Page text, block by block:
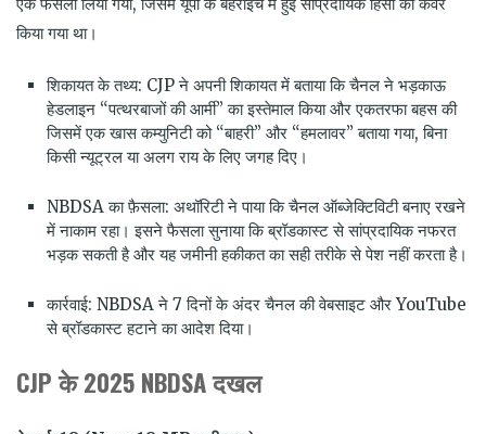
किया गया था।
शिकायत के तथ्य: CJP ने अपनी शिकायत में बताया कि चैनल ने भड़काऊ
हेडलाइन “पत्थरबाजों की आर्मी” का इस्तेमाल किया और एकतरफा बहस की
जिसमें एक खास कम्युनिटी को “बाहरी” और “हमलावर” बताया गया, बिना
किसी न्यूट्रल या अलग राय के लिए जगह दिए।
NBDSA का फ़ैसला: अथॉरिटी ने पाया कि चैनल ऑब्जेक्टिविटी बनाए रखने
में नाकाम रहा। इसने फैसला सुनाया कि ब्रॉडकास्ट से सांप्रदायिक नफरत
भड़क सकती है और यह जमीनी हकीकत का सही तरीके से पेश नहीं करता है।
कार्रवाई: NBDSA ने 7 दिनों के अंदर चैनल की वेबसाइट और YouTube
से ब्रॉडकास्ट हटाने का आदेश दिया।
CJPके2025 NBDSAदखल